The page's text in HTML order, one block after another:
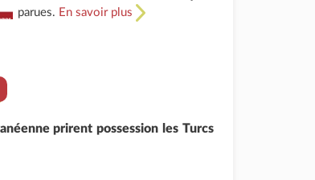
parues. En savoir plus
prirent possession les Turcs